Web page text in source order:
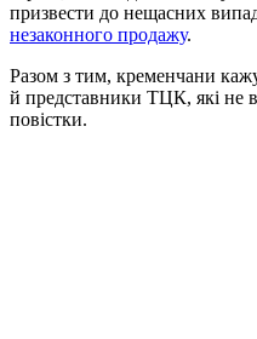
призвести до нещасних
незаконного продажу.
Разом з тим, кременчани
й представники ТЦК, які не
повістки.